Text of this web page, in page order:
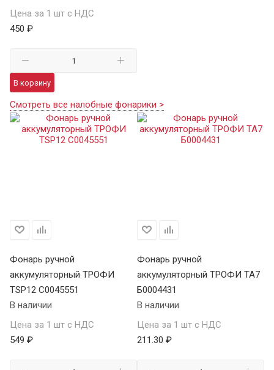
Цена за 1 шт с НДС
450 ₽
В корзину
Смотреть все налобные фонарики >
Фонарь ручной
аккумуляторный ТРОФИ
TSP12 C0045551
В наличии
Цена за 1 шт с НДС
549 ₽
Фонарь ручной
аккумуляторный ТРОФИ TA7
Б0004431
В наличии
Цена за 1 шт с НДС
211.30 ₽